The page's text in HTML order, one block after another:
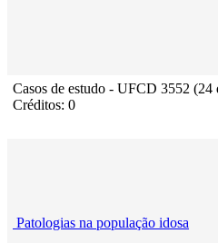
Casos de estudo - UFCD 3552 (24
Créditos: 0
Patologias na população idosa